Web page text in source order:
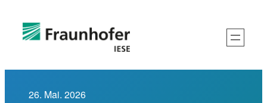
Inhalt
springen
26. Mai. 2026